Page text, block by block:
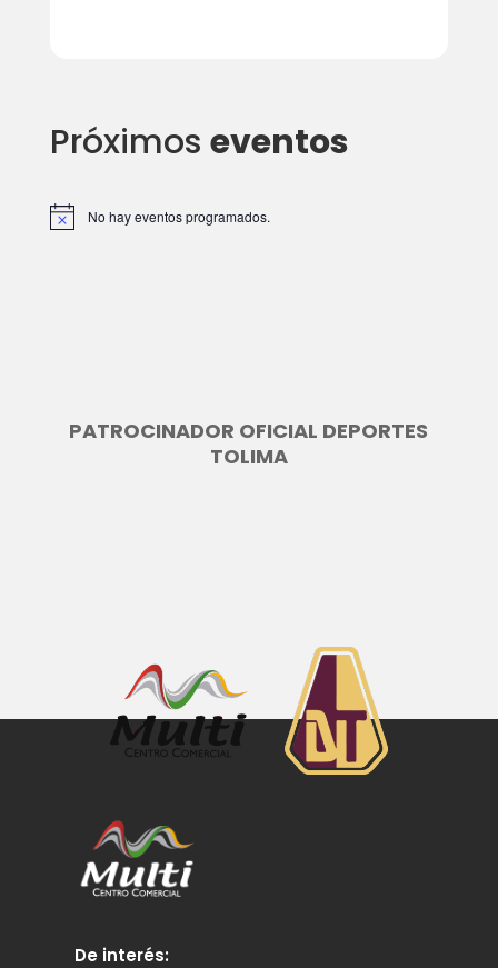
Próximos eventos
No hay eventos programados.
PATROCINADOR OFICIAL DEPORTES
TOLIMA
De interés: